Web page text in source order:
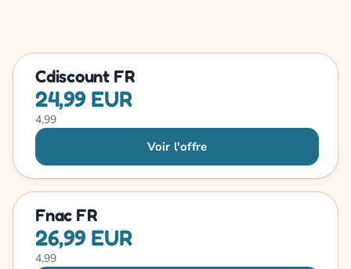
Cdiscount FR
24,99 EUR
4,99
Voir l'offre
Fnac FR
26,99 EUR
4,99